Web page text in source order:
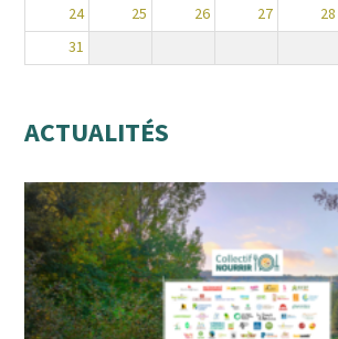
24
25 26 27 28
31
ACTUALITÉS